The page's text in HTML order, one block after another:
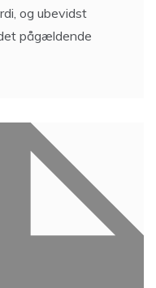
og ubevidst
pågældende